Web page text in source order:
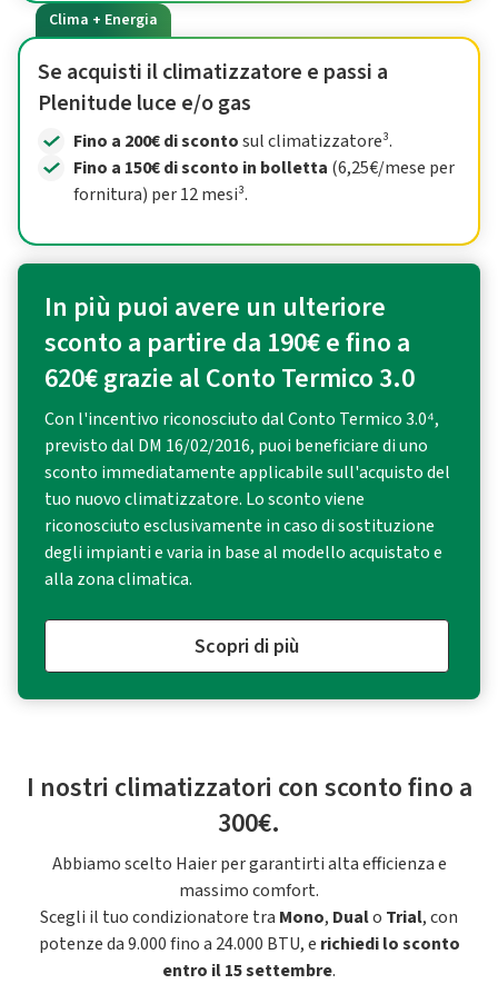
Clima + Energia
Se acquisti il climatizzatore e passi a
Plenitude luce e/o gas
Fino a 200€ di scontosul climatizzatore³.
Fino a 150€ di sconto in bolletta (6,25€/mese per
fornitura) per 12 mesi³.
In più puoi avere un ulteriore
sconto a partire da 190€ e fino a
620€ grazie al Conto Termico 3.0
Con l'incentivo riconosciuto dal Conto Termico 3.0⁴,
previsto dal DM 16/02/2016, puoi beneficiare di uno
sconto immediatamente applicabile sull'acquisto del
tuo nuovo climatizzatore. Lo sconto viene
riconosciuto esclusivamente in caso di sostituzione
degli impianti e varia in base al modello acquistato e
alla zona climatica.
Scopri di più
I nostri climatizzatori con sconto fino a
300€.
Abbiamo scelto Haier per garantirti alta efficienza e
massimo comfort.
Scegli il tuo condizionatore tra Mono, Dualo Trial, con
potenze da 9.000 fino a 24.000 BTU, e richiedi lo sconto
entro il 15 settembre.